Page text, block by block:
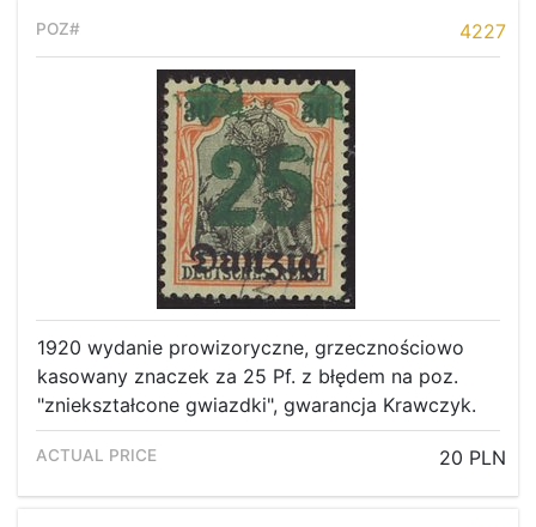
4227
1920 wydanie prowizoryczne, grzecznościowo
kasowany znaczek za 25 Pf. z błędem na poz.
"zniekształcone gwiazdki", gwarancja Krawczyk.
20 PLN